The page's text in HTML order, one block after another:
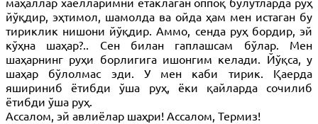
йўқдир, эҳтимол, шамолда ва ойда ҳам мен истаган бу
тириклик нишони йўқдир. Аммо, сенда руҳ бордир, эй
кўҳна шаҳар?.. Сен билан гаплашсам бўлар. Мен
шаҳарнинг руҳи борлигига ишонгим келади. Йўқса, у
шаҳар бўлолмас эди. У мен каби тирик. Қаерда
яшириниб ётибди ўша руҳ, ёки қайларда сочилиб
ётибди ўша руҳ.
Ассалом, эй авлиёлар шаҳри! Ассалом, Термиз!